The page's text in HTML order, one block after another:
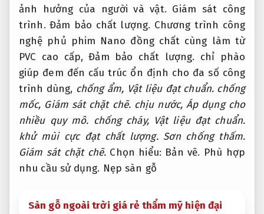
ảnh hưởng của người và vật. Giám sát công
trình. Đảm bảo chất lượng. Chương trình công
nghệ phủ phim Nano đồng chất cùng làm từ
PVC cao cấp,Đảm bảo chất lượng. chỉ phào
giúp đem đến cấu trúc ổn định cho đa số công
trình dùng, chống ẩm, Vật liệu đạt chuẩn.chống
mốc, Giám sát chặt chẽ. chịu nước,Áp dụng cho
nhiều quy mô. chống cháy, Vật liệu đạt chuẩn.
khử mùi cực đạt chất lượng. Sơn chống thấm.
Giám sát chặt chẽ. Chọn hiểu: Bản vẽ. Phù hợp
nhu cầu sử dụng. Nẹp sàn gỗ
Sàn gỗ ngoài trời giá rẻ thẩm mỹ hiện đại